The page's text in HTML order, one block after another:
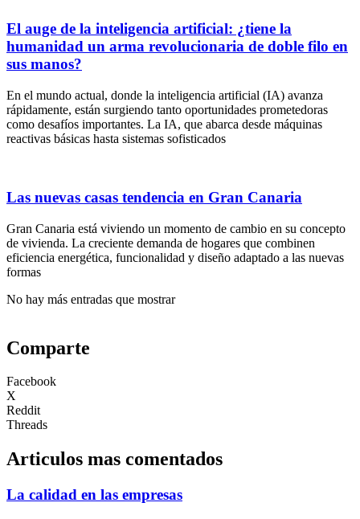
El auge de la inteligencia artificial: ¿tiene la
humanidad un arma revolucionaria de doble filo en
sus manos?
En el mundo actual, donde la inteligencia artificial (IA) avanza
rápidamente, están surgiendo tanto oportunidades prometedoras
como desafíos importantes. La IA, que abarca desde máquinas
reactivas básicas hasta sistemas sofisticados
Las nuevas casas tendencia en Gran Canaria
Gran Canaria está viviendo un momento de cambio en su concepto
de vivienda. La creciente demanda de hogares que combinen
eficiencia energética, funcionalidad y diseño adaptado a las nuevas
formas
No hay más entradas que mostrar
Comparte
Facebook
X
Reddit
Threads
Articulos mas comentados
La calidad en las empresas